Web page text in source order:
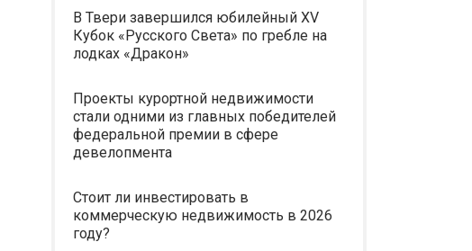
В Твери завершился юбилейный XV
Кубок «Русского Света» по гребле на
лодках «Дракон»
Проекты курортной недвижимости
стали одними из главных победителей
федеральной премии в сфере
девелопмента
Стоит ли инвестировать в
коммерческую недвижимость в 2026
году?